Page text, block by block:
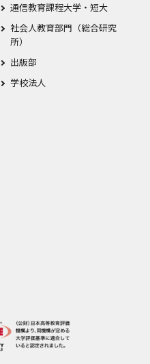
通信教育課程大学・短大
社会人教育部門（総合研究
所）
出版部
学校法人